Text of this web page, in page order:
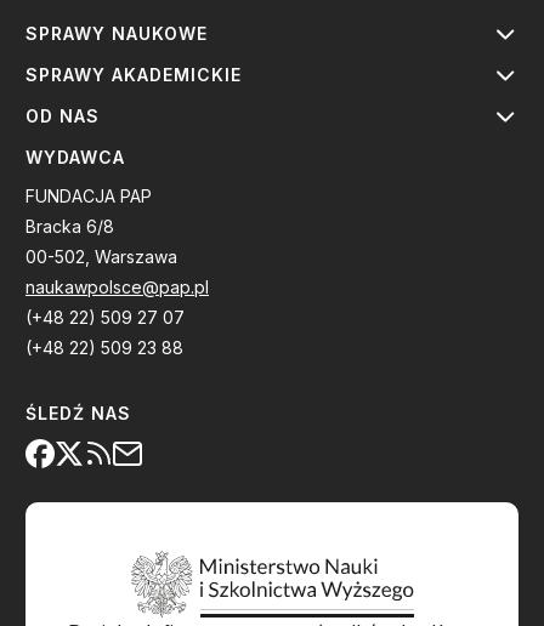
SPRAWY NAUKOWE
SPRAWY AKADEMICKIE
OD NAS
WYDAWCA
FUNDACJA PAP
Bracka 6/8
00-502, Warszawa
naukawpolsce@pap.pl
(+48 22) 509 27 07
(+48 22) 509 23 88
ŚLEDŹ NAS